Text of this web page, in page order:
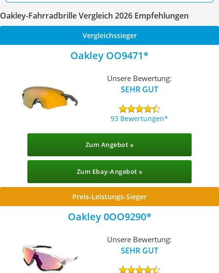
Oakley-Fahrradbrille Vergleich 2026 Empfehlungen
Vergleichssieger
Oakley OO9471
Unsere Bewertung:
SEHR GUT
93 Bewertungen
Zum Angebot »
Zum Ebay-Angebot »
Preis-Leistungs-Sieger
Oakley 0OO9290
Unsere Bewertung:
SEHR GUT